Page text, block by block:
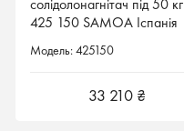
солідолонагнітач під 50 кг
425 150 SAMOA Іспанія
Модель: 425150
33 210 ₴
солідолонагнітач під 50 кг
425 150 SAMOA Іспанія
Модель: 425150
33 210 ₴